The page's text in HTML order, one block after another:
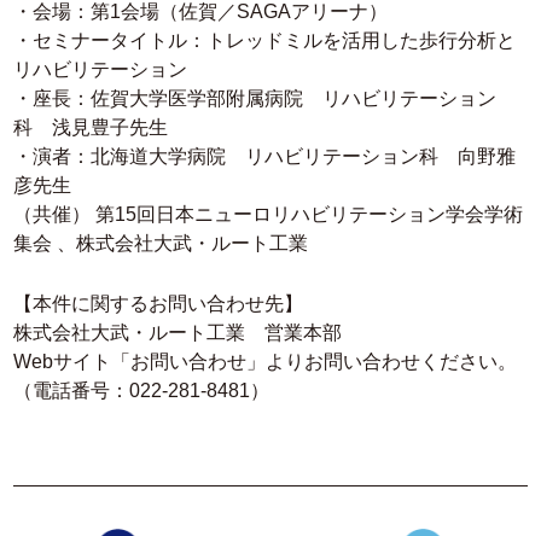
・会場：第1会場（佐賀／SAGAアリーナ）
・セミナータイトル：トレッドミルを活用した歩行分析と
リハビリテーション
・座長：佐賀大学医学部附属病院 リハビリテーション
科 浅見豊子先生
・演者：北海道大学病院 リハビリテーション科 向野雅
彦先生
（共催） 第15回日本ニューロリハビリテーション学会学術
集会 、株式会社大武・ルート工業
【本件に関するお問い合わせ先】
株式会社大武・ルート工業 営業本部
Webサイト「お問い合わせ」よりお問い合わせください。
（電話番号：022-281-8481）